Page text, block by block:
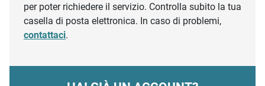
per poter richiedere il servizio. Controlla subito la tua
casella di posta elettronica. In caso di problemi,
contattaci.